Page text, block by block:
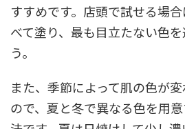
すすめです。店頭で試せる場
べて塗り、最も目立たない色
う。
また、季節によって肌の色が
ので、夏と冬で異なる色を用